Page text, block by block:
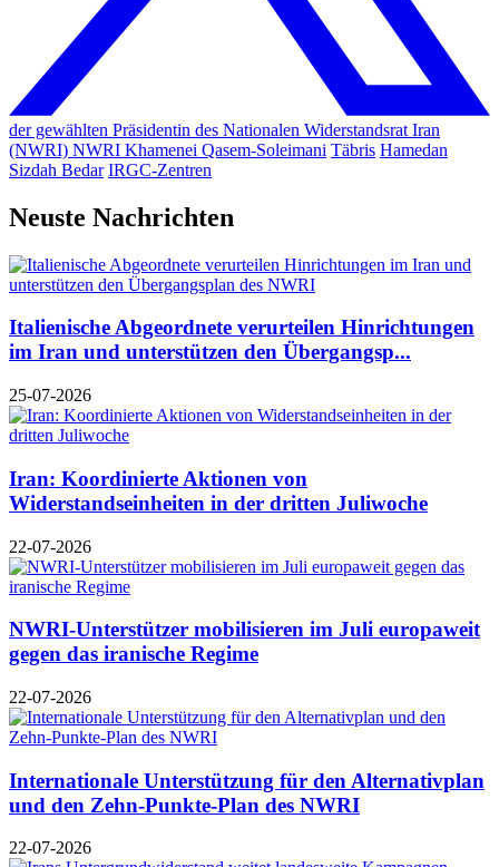
der gewählten Präsidentin des Nationalen Widerstandsrat Iran
(NWRI) NWRI Khamenei Qasem-Soleimani Täbris Hamedan
Sizdah Bedar IRGC-Zentren
Neuste Nachrichten
Italienische Abgeordnete verurteilen Hinrichtungen
im Iran und unterstützen den Übergangsp...
25-07-2026
Iran: Koordinierte Aktionen von
Widerstandseinheiten in der dritten Juliwoche
22-07-2026
NWRI-Unterstützer mobilisieren im Juli europaweit
gegen das iranische Regime
22-07-2026
Internationale Unterstützung für den Alternativplan
und den Zehn-Punkte-Plan des NWRI
22-07-2026